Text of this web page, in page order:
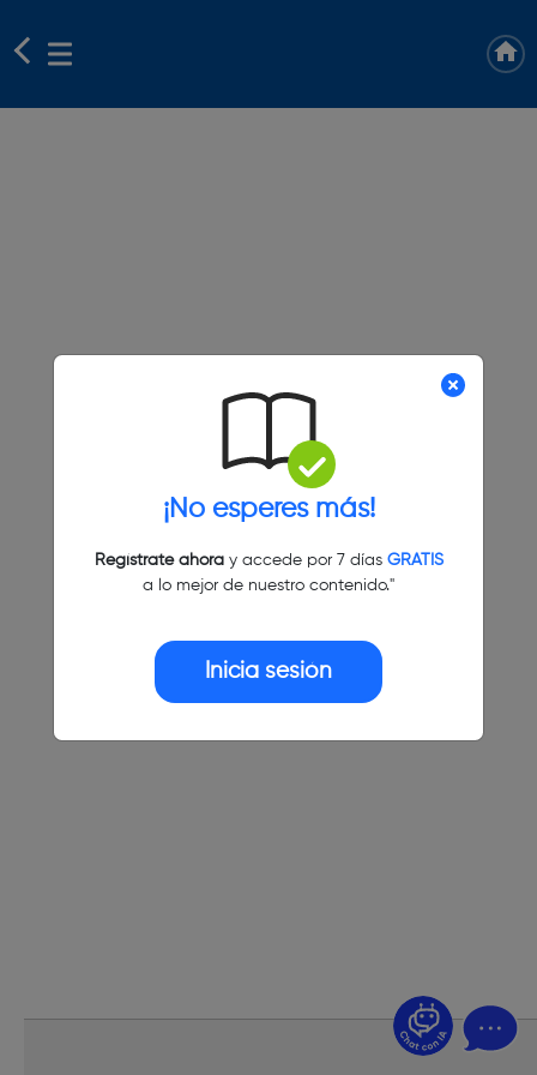
¡No esperes más!
Regístrate ahoray accede por 7 días GRATIS
a lo mejor de nuestro contenido."
Inicia sesión